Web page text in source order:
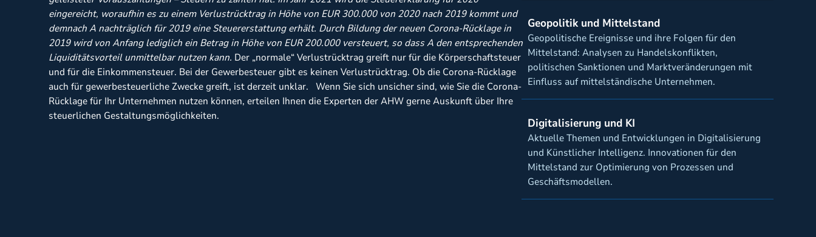
eingereicht, woraufhin es zu einem Verlustrücktrag in Höhe von EUR 300.000 von 2020 nach 2019 kommt und
demnach A nachträglich für 2019 eine Steuererstattung erhält. Durch Bildung der neuen Corona-Rücklage in
2019 wird von Anfang lediglich ein Betrag in Höhe von EUR 200.000 versteuert, so dass A den entsprechenden
Liquiditätsvorteil unmittelbar nutzen kann. Der „normale“ Verlustrücktrag greift nur für die Körperschaftsteuer
und für die Einkommensteuer. Bei der Gewerbesteuer gibt es keinen Verlustrücktrag. Ob die Corona-Rücklage
auch für gewerbesteuerliche Zwecke greift, ist derzeit unklar. Wenn Sie sich unsicher sind, wie Sie die Corona-
Rücklage für Ihr Unternehmen nutzen können, erteilen Ihnen die Experten der AHW gerne Auskunft über Ihre
steuerlichen Gestaltungsmöglichkeiten.
Geopolitik und Mittelstand
Geopolitische Ereignisse und ihre Folgen für den
Mittelstand: Analysen zu Handelskonflikten,
politischen Sanktionen und Marktveränderungen mit
Einfluss auf mittelständische Unternehmen.
Digitalisierung und KI
Aktuelle Themen und Entwicklungen in Digitalisierung
und Künstlicher Intelligenz. Innovationen für den
Mittelstand zur Optimierung von Prozessen und
Geschäftsmodellen.